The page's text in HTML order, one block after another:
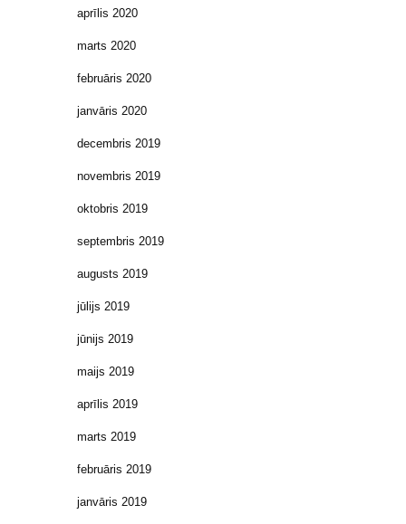
aprīlis 2020
marts 2020
februāris 2020
janvāris 2020
decembris 2019
novembris 2019
oktobris 2019
septembris 2019
augusts 2019
jūlijs 2019
jūnijs 2019
maijs 2019
aprīlis 2019
marts 2019
februāris 2019
janvāris 2019